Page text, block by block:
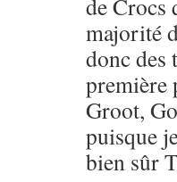
de Crocs
majorité
donc des
première
Groot,
puisque
bien sûr